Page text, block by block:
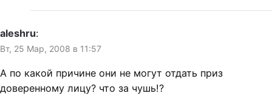
aleshru:
Вт, 25 Мар, 2008 в 11:57
А по какой причине они не могут отдать приз
доверенному лицу? что за чушь!?